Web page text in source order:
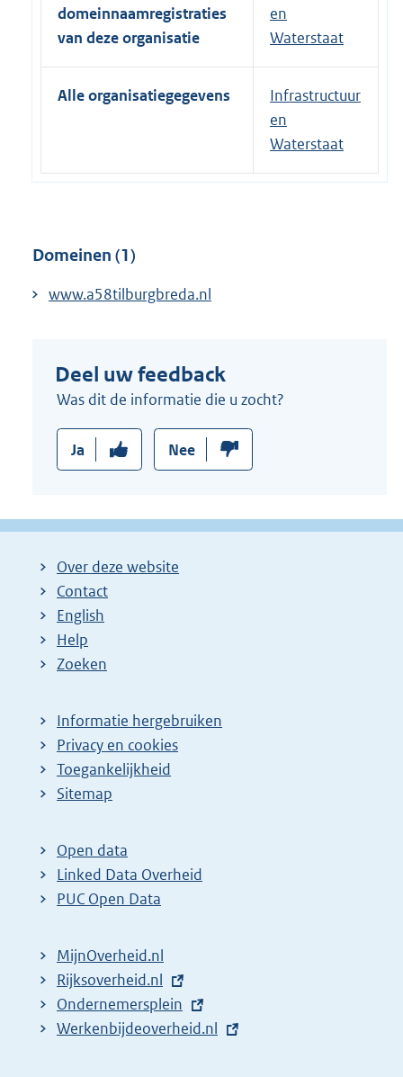
domeinnaamregistraties
van deze organisatie
en
Waterstaat
Alle organisatiegegevens
Infrastructuur
en
Waterstaat
Domeinen (1)
www.a58tilburgbreda.nl
Deel uw feedback
Was dit de informatie die u zocht?
Ja Nee
Over deze website
Contact
English
Help
Zoeken
Informatie hergebruiken
Privacy en cookies
Toegankelijkheid
Sitemap
Open data
Linked Data Overheid
PUC Open Data
MijnOverheid.nl
E
x
t
Rijksoverheid.nl
E
x
Ondernemersplein
E
Werkenbijdeoverheid.nl